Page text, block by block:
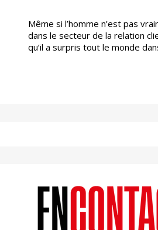
Même si l’homme n’est pas
dans le secteur de la relation
qu’il a surpris tout le monde